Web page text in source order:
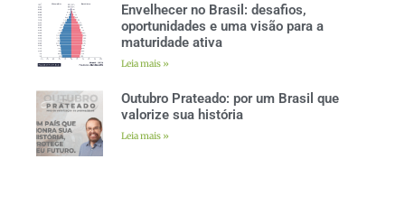
Envelhecer no Brasil: desafios,
oportunidades e uma visão para a
maturidade ativa
Leia mais »
Outubro Prateado: por um Brasil que
valorize sua história
Leia mais »